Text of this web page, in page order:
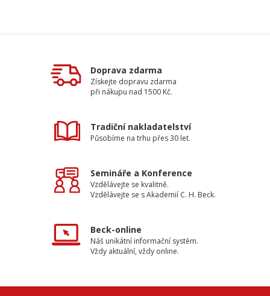
Doprava zdarma
Získejte dopravu zdarma
při nákupu nad 1500 Kč.
Tradiční nakladatelství
Působíme na trhu přes 30 let.
Semináře a Konference
Vzdělávejte se kvalitně.
Vzdělávejte se s Akademií C. H. Beck.
Beck-online
Náš unikátní informační systém.
Vždy aktuální, vždy online.